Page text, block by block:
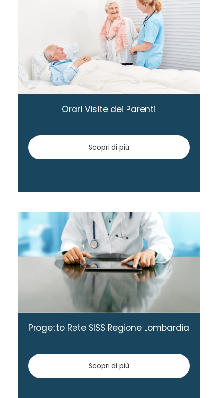
Orari Visite dei Parenti
Scopri di più
Progetto Rete SISS Regione Lombardia
Scopri di più